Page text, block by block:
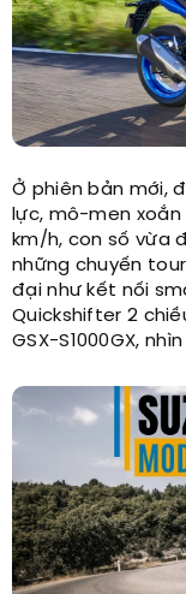
Ở phiên bản mới,
lực, mô-men
km/h, con số vừa
những chuyến
đại như kết nối
Quickshifter 2
GSX-S1000GX,